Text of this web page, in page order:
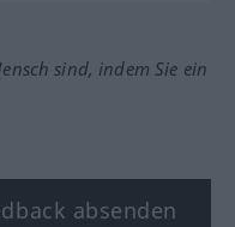
sind, indem Sie ein
absenden